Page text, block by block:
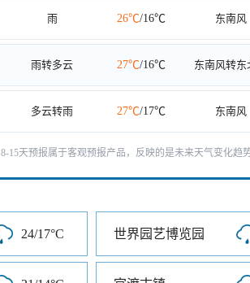
雨 26℃/16℃ 东南风
雨转多云 27℃/16℃ 东南风转东
多云转雨 27℃/17℃ 东南风
8-15天预报属于客观预报产品，反映的是未来天气变化趋
24/17°C 世界园艺博览园